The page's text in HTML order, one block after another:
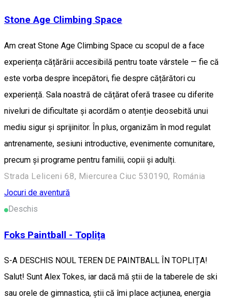
Stone Age Climbing Space
Am creat Stone Age Climbing Space cu scopul de a face
experiența cățărării accesibilă pentru toate vârstele — fie că
este vorba despre începători, fie despre cățărători cu
experiență. Sala noastră de cățărat oferă trasee cu diferite
niveluri de dificultate și acordăm o atenție deosebită unui
mediu sigur și sprijinitor. În plus, organizăm în mod regulat
antrenamente, sesiuni introductive, evenimente comunitare,
precum și programe pentru familii, copii și adulți.
Strada Leliceni 68, Miercurea Ciuc 530190, Románia
Jocuri de aventură
Deschis
Foks Paintball - Toplița
S-A DESCHIS NOUL TEREN DE PAINTBALL ÎN TOPLIȚA!
Salut! Sunt Alex Tokes, iar dacă mă știi de la taberele de ski
sau orele de gimnastica, știi că îmi place acțiunea, energia